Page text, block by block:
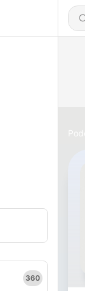
360